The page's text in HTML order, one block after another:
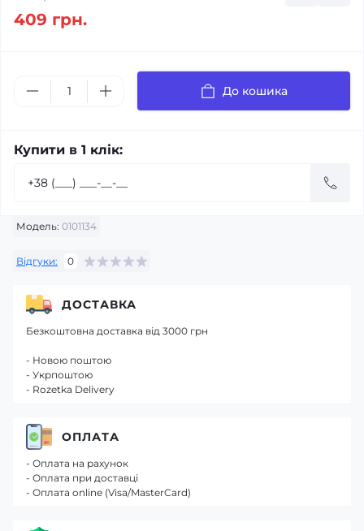
Модель: 0101134
Відгуки: 0
409 грн.
До кошика
Купити в 1 клік:
ДОСТАВКА
Безкоштовна доставка від 3000 грн
- Новою поштою
- Укрпоштою
- Rozetka Delivery
ОПЛАТА
- Оплата на рахунок
- Оплата при доставці
- Оплата online (Visa/MasterCard)